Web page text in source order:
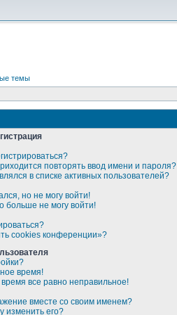
темы
повторять ввод имени и пароля?
в списке активных пользователей?
но не могу войти!
больше не могу войти!
cookies конференции»?
время!
все равно неправильное!
вместе со своим именем?
изменить его?